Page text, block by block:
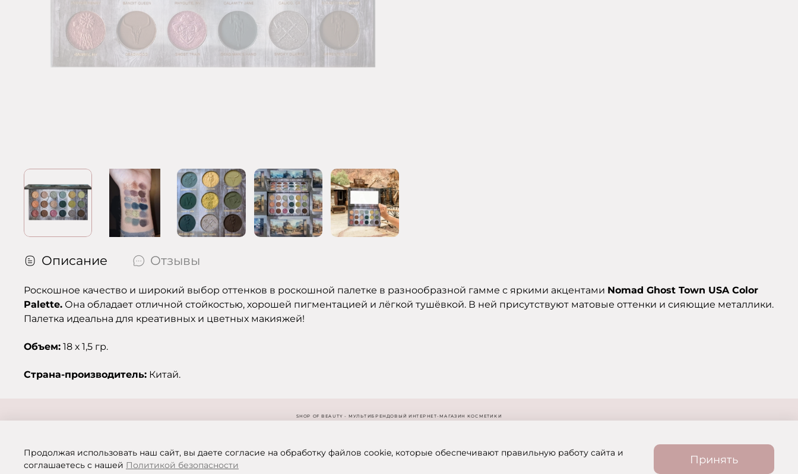
Описание Отзывы
Роскошное качество и широкий выбор оттенков в роскошной палетке в разнообразной гамме с яркими акцентами Nomad Ghost Town USA Color
Palette. Она обладает отличной стойкостью, хорошей пигментацией и лёгкой тушёвкой. В ней присутствуют матовые оттенки и сияющие металлики.
Палетка идеальна для креативных и цветных макияжей!
Объем: 18 х 1,5 гр.
Страна-производитель: Китай.
SHOP OF BEAUTY - МУЛЬТИБРЕНДОВЫЙ ИНТЕРНЕТ-МАГАЗИН КОСМЕТИКИ
Продолжая использовать наш сайт, вы даете согласие на обработку файлов cookie, которые обеспечивают правильную работу сайта и
соглашаетесь с нашей Политикой безопасности Принять